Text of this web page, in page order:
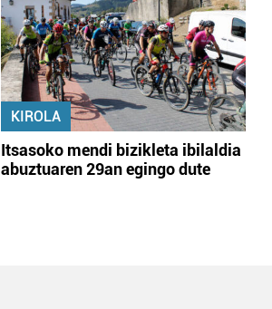
KIROLA
Itsasoko mendi bizikleta ibilaldia
abuztuaren 29an egingo dute